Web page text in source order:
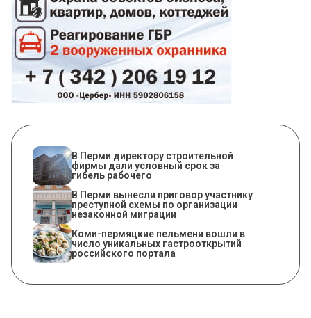
В Перми директору строительной
фирмы дали условный срок за
гибель рабочего
В Перми вынесли приговор участнику
преступной схемы по организации
незаконной миграции
Коми-пермяцкие пельмени вошли в
число уникальных гастрооткрытий
российского портала